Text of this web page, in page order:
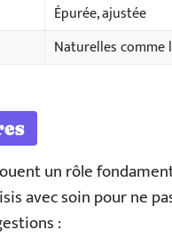
Épurée, ajustée
Naturelles comme
un rôle
avec soin pour ne
: